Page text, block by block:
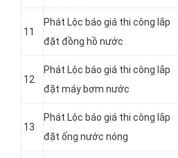
11
Phát Lộc báo giá thi công lắp
đặt đồng hồ nước
12
Phát Lộc báo giá thi công lắp
đặt máy bơm nước
13
Phát Lộc báo giá thi công lắp
đặt ống nước nóng